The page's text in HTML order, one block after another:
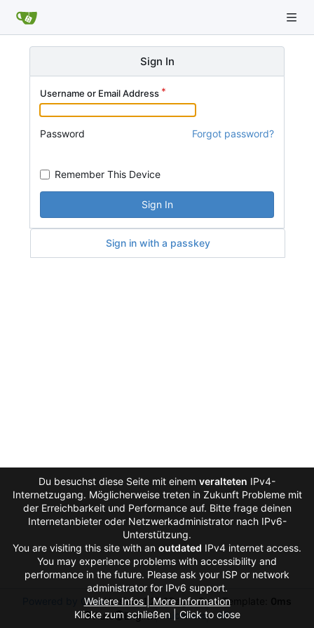
Sign In
Username or Email Address
Password Forgot password?
Remember This Device
Sign In
Sign in with a passkey
Powered by GiteaVersion: 1.27.0Page:2msTemplate:
Auto
English Licenses API
Du besuchst diese Seite mit einem veralteten IPv4-
Internetzugang. Möglicherweise treten in Zukunft Probleme mit
der Erreichbarkeit und Performance auf. Bitte frage deinen
Internetanbieter oder Netzwerkadministrator nach IPv6-
Unterstützung.
You are visiting this site with an outdated IPv4 internet access.
You may experience problems with accessibility and
performance in the future. Please ask your ISP or network
administrator for IPv6 support.
Weitere Infos | More Information
Klicke zum schließen | Click to close